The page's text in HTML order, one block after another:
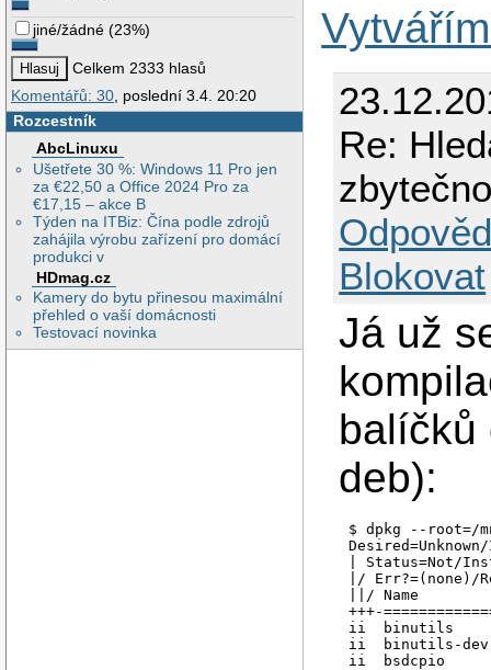
jiné/žádné (23%)
Celkem 2333 hlasů
Komentářů: 30, poslední 3.4. 20:20
Rozcestník
AbcLinuxu
Ušetřete 30 %: Windows 11 Pro jen
za €22,50 a Office 2024 Pro za
€17,15 – akce B
Týden na ITBiz: Čína podle zdrojů
zahájila výrobu zařízení pro domácí
produkci v
HDmag.cz
Kamery do bytu přinesou maximální
přehled o vaší domácnosti
Testovací novinka
Re:
Blokovat
Já už
balíčků
deb):
$ dpkg --
| Status=Not/
|/ Err?=(none)/
||/ Name
+++-
ii  binutils
ii  binutils-dev
ii  bsdcpio